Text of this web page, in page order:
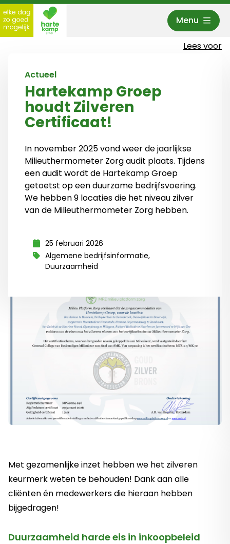
Menu
Lees voor
Hartekamp Groep
houdt Zilveren
Certificaat!
Actueel
In november 2025 vond weer de jaarlijkse
Milieuthermometer Zorg audit plaats. Tijdens
een audit wordt de Hartekamp Groep
getoetst op een duurzame bedrijfsvoering.
We hebben 9 locaties die het niveau zilver
van de Milieuthermometer Zorg hebben.
25 februari 2026
Algemene bedrijfsinformatie,
Duurzaamheid
Met gezamenlijke inzet hebben we het zilveren
keurmerk weten te behouden! Dank aan alle
cliënten én medewerkers die hieraan hebben
bijgedragen!
Duurzaamheid harde eis in inkoopbeleid